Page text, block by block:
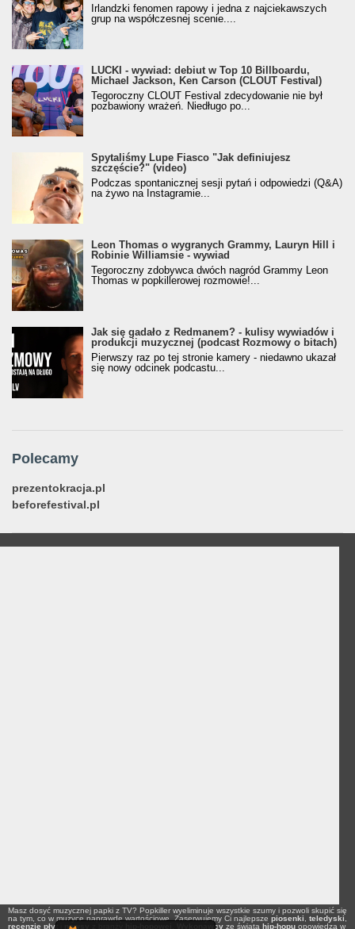
Irlandzki fenomen rapowy i jedna z najciekawszych
grup na współczesnej scenie....
LUCKI - wywiad: debiut w Top 10 Billboardu,
Michael Jackson, Ken Carson (CLOUT Festival)
Tegoroczny CLOUT Festival zdecydowanie nie był
pozbawiony wrażeń. Niedługo po...
Spytaliśmy Lupe Fiasco "Jak definiujesz
szczęście?" (video)
Podczas spontanicznej sesji pytań i odpowiedzi (Q&A)
na żywo na Instagramie...
Leon Thomas o wygranych Grammy, Lauryn Hill i
Robinie Williamsie - wywiad
Tegoroczny zdobywca dwóch nagród Grammy Leon
Thomas w popkillerowej rozmowie!...
Jak się gadało z Redmanem? - kulisy wywiadów i
produkcji muzycznej (podcast Rozmowy o bitach)
Pierwszy raz po tej stronie kamery - niedawno ukazał
się nowy odcinek podcastu...
Polecamy
prezentokracja.pl
beforefestival.pl
Masz dosyć muzycznej papki z TV? Popkiller wyeliminuje wszystkie szumy i pozwoli skupić się
na tym, co w muzyce naprawdę wartościowe. Zaserwujemy Ci najlepsze piosenki teledyski
recenzje płyt
newsy Wykonawcy ze świata hip-hopu opowiedzą w